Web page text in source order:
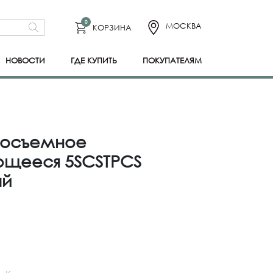
0
КОРЗИНА МОСКВА
НОВОСТИ ГДЕ КУПИТЬ ПОКУПАТЕЛЯМ
5SCSTPCS